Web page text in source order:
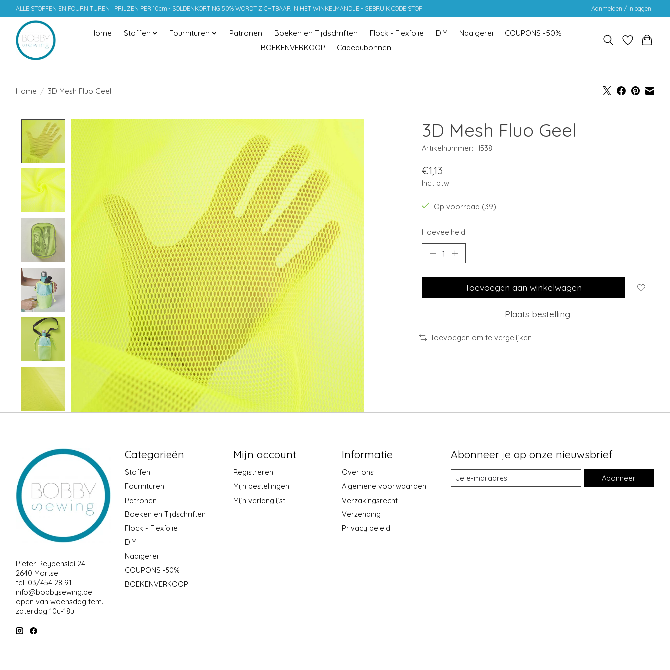
ALLE STOFFEN EN FOURNITUREN : PRIJZEN PER 10cm - SOLDENKORTING 50% WORDT ZICHTBAAR IN HET WINKELMANDJE - GEBRUIK CODE STOP Aanmelden / Inloggen
Home Stoffen Fournituren Patronen Boeken en Tijdschriften Flock - Flexfolie DIY Naaigerei
COUPONS -50%
BOEKENVERKOOP
Cadeaubonnen
Home / 3D Mesh Fluo Geel
Product image slideshow Items 3D Mesh Fluo Geel
Artikelnummer: H538
€1,13
Incl. btw
Op voorraad (39)
Hoeveelheid:
Toevoegen aan winkelwagen
Plaats bestelling
Toevoegen om te vergelijken
Pieter Reypenslei 24
2640 Mortsel
tel: 03/454 28 91
info@bobbysewing.be
open van woensdag tem.
zaterdag 10u-18u
Categorieën
Stoffen
Fournituren
Patronen
Boeken en Tijdschriften
Flock - Flexfolie
DIY
Naaigerei
COUPONS -50%
BOEKENVERKOOP
Mijn account
Registreren
Mijn bestellingen
Mijn verlanglijst
Informatie
Over ons
Algemene voorwaarden
Verzakingsrecht
Verzending
Privacy beleid
Abonneer je op onze nieuwsbrief
Abonneer